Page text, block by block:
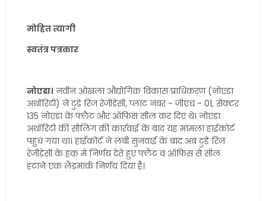
मोहित त्यागी
स्वतंत्र पत्रकार
नोएडा।नवीन ओखला औद्योगिक विकास प्राधिकरण (नोएडा
अथॉरिटी) ने टुडे रिज रेजीडेंसी, प्लाट नंबर - जीएच - 01, सेक्टर
135 नोएडा के फ्लैट और ऑफिस सील कर दिए थे। नोएडा
अथॉरिटी की सीलिंग की कार्रवाई के बाद यह मामला हाईकोर्ट
पहुंच गया था। हाईकोर्ट ने लंबी सुनवाई के बाद अब टुडे रिज
रेजीडेंसी के हक में निर्णय देते हुए फ्लैट व ऑफिस से सील
हटाने एक लैंडमार्क निर्णय दिया है।